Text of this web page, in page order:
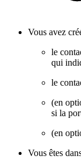
Vous avez
le
qui
le
(en
si la
(en
Vous êtes